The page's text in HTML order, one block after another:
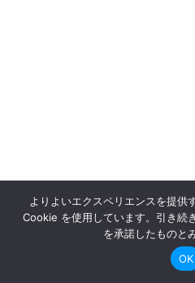
よりよいエクスペリエンスを提供
Cookie を使用しています。引き続
を承諾したものと
OK